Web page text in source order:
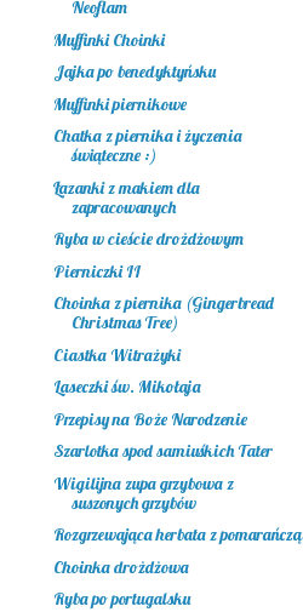
Neoflam
Muffinki Choinki
Jajka po benedyktyńsku
Muffinki piernikowe
Chatka z piernika i życzenia
świąteczne :)
Łazanki z makiem dla
zapracowanych
Ryba w cieście drożdżowym
Pierniczki II
Choinka z piernika (Gingerbread
Christmas Tree)
Ciastka Witrażyki
Laseczki św. Mikołaja
Przepisy na Boże Narodzenie
Szarlotka spod samiuśkich Tater
Wigilijna zupa grzybowa z
suszonych grzybów
Rozgrzewająca herbata z pomarańczą
Choinka drożdżowa
Ryba po portugalsku